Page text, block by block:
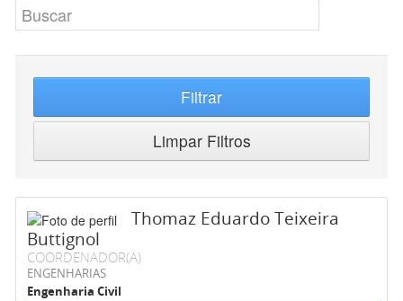
Filtrar
Limpar Filtros
Thomaz Eduardo Teixeira
Buttignol
COORDENADOR(A)
ENGENHARIAS
Engenharia Civil